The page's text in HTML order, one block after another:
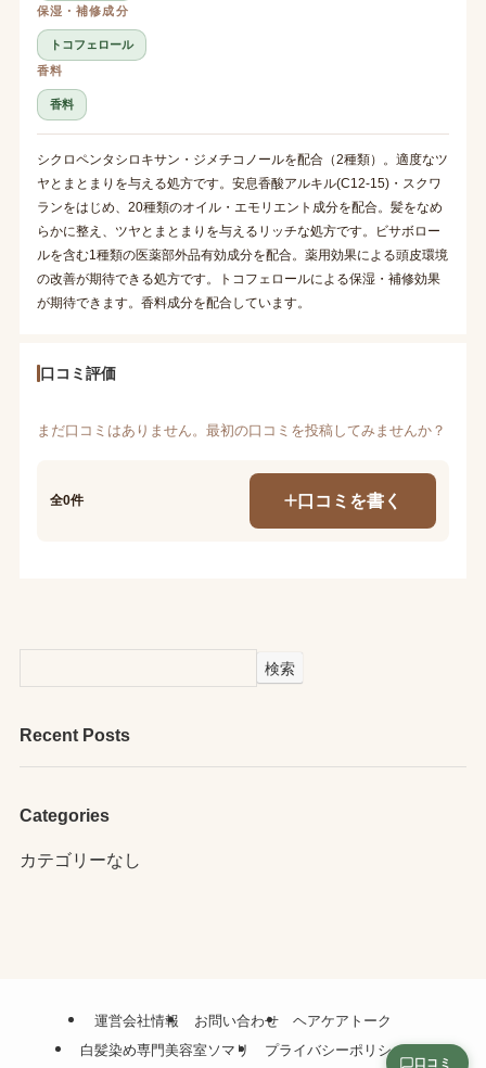
保湿・補修成分
トコフェロール
香料
香料
シクロペンタシロキサン・ジメチコノールを配合（2種類）。適度なツ
ヤとまとまりを与える処方です。安息香酸アルキル(C12-15)・スクワ
ランをはじめ、20種類のオイル・エモリエント成分を配合。髪をなめ
らかに整え、ツヤとまとまりを与えるリッチな処方です。ビサボロー
ルを含む1種類の医薬部外品有効成分を配合。薬用効果による頭皮環境
の改善が期待できる処方です。トコフェロールによる保湿・補修効果
が期待できます。香料成分を配合しています。
口コミ評価
まだ口コミはありません。最初の口コミを投稿してみませんか？
全0件 口コミを書く
検索
Recent Posts
Categories
カテゴリーなし
運営会社情報 お問い合わせ
ヘアケアトーク
白髪染め専門美容室ソマリ
プライバシーポリシー
口コミ